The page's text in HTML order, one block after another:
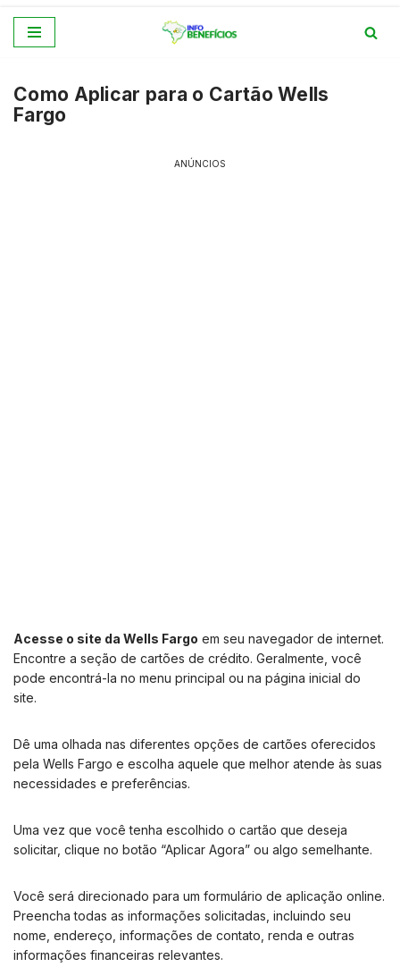
o
conteúdo
Como Aplicar para o Cartão Wells
Fargo
ANÚNCIOS
Acesse o site da Wells Fargo em seu navegador de internet.
Encontre a seção de cartões de crédito. Geralmente, você
pode encontrá-la no menu principal ou na página inicial do
site.
Dê uma olhada nas diferentes opções de cartões oferecidos
pela Wells Fargo e escolha aquele que melhor atende às suas
necessidades e preferências.
Uma vez que você tenha escolhido o cartão que deseja
solicitar, clique no botão “Aplicar Agora” ou algo semelhante.
Você será direcionado para um formulário de aplicação online.
Preencha todas as informações solicitadas, incluindo seu
nome, endereço, informações de contato, renda e outras
informações financeiras relevantes.